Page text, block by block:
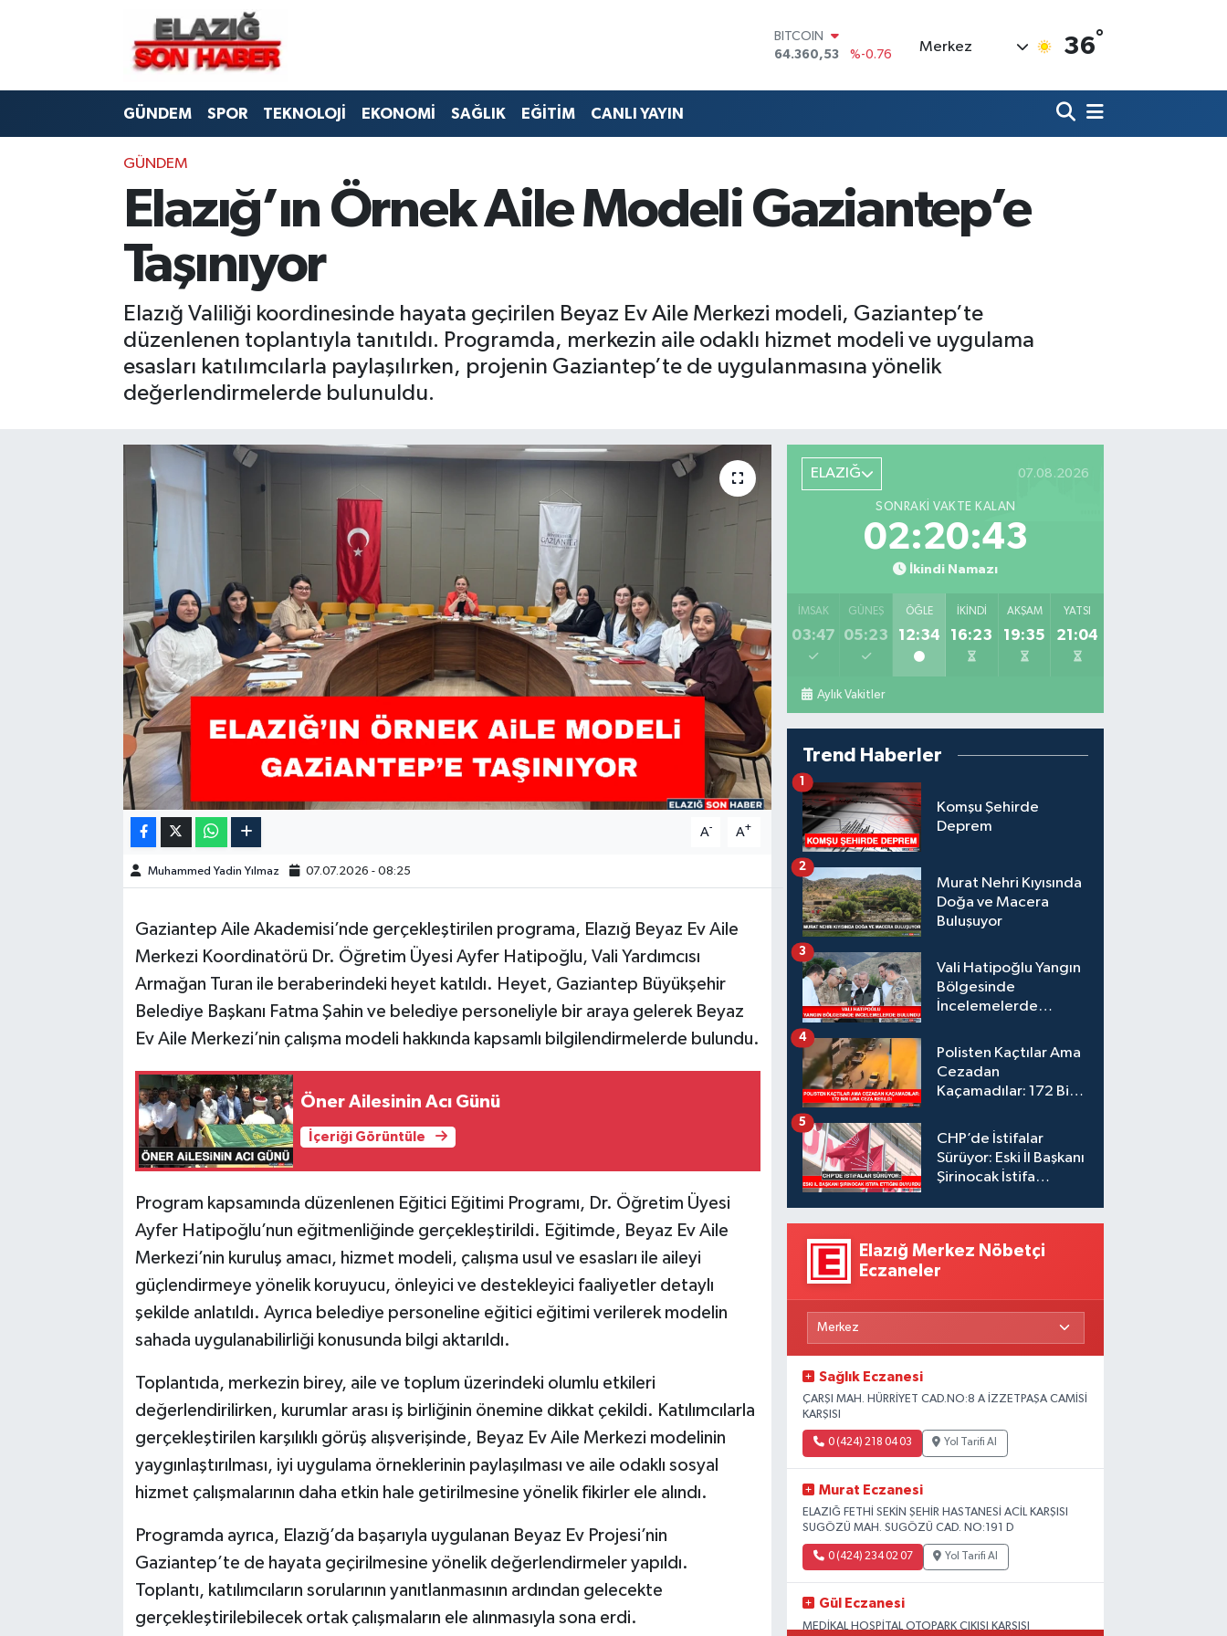
DOLAR
47,7069
%0.17
55,0265
%0.01
13.887
%64
BITCOIN
Merkez 36°
GÜNDEM SPOR TEKNOLOJİ EKONOMİ SAĞLIK EĞİTİM CANLI YAYIN
GÜNDEM
Elazığ’ın Örnek Aile Modeli Gaziantep’e
Taşınıyor
Elazığ Valiliği koordinesinde hayata geçirilen Beyaz Ev Aile Merkezi modeli, Gaziantep’te
düzenlenen toplantıyla tanıtıldı. Programda, merkezin aile odaklı hizmet modeli ve uygulama
esasları katılımcılarla paylaşılırken, projenin Gaziantep’te de uygulanmasına yönelik
değerlendirmelerde bulunuldu.
A- A+
Muhammed Yadin Yılmaz 07.07.2026 - 08:25
Gaziantep Aile Akademisi’nde gerçekleştirilen programa, Elazığ Beyaz Ev Aile
Merkezi Koordinatörü Dr. Öğretim Üyesi Ayfer Hatipoğlu, Vali Yardımcısı
Armağan Turan ile beraberindeki heyet katıldı. Heyet, Gaziantep Büyükşehir
Belediye Başkanı Fatma Şahin ve belediye personeliyle bir araya gelerek Beyaz
Ev Aile Merkezi’nin çalışma modeli hakkında kapsamlı bilgilendirmelerde bulundu.
Öner Ailesinin Acı Günü
İçeriği Görüntüle
Program kapsamında düzenlenen Eğitici Eğitimi Programı, Dr. Öğretim Üyesi
Ayfer Hatipoğlu’nun eğitmenliğinde gerçekleştirildi. Eğitimde, Beyaz Ev Aile
Merkezi’nin kuruluş amacı, hizmet modeli, çalışma usul ve esasları ile aileyi
güçlendirmeye yönelik koruyucu, önleyici ve destekleyici faaliyetler detaylı
şekilde anlatıldı. Ayrıca belediye personeline eğitici eğitimi verilerek modelin
sahada uygulanabilirliği konusunda bilgi aktarıldı.
Toplantıda, merkezin birey, aile ve toplum üzerindeki olumlu etkileri
değerlendirilirken, kurumlar arası iş birliğinin önemine dikkat çekildi. Katılımcılarla
gerçekleştirilen karşılıklı görüş alışverişinde, Beyaz Ev Aile Merkezi modelinin
yaygınlaştırılması, iyi uygulama örneklerinin paylaşılması ve aile odaklı sosyal
hizmet çalışmalarının daha etkin hale getirilmesine yönelik fikirler ele alındı.
Programda ayrıca, Elazığ’da başarıyla uygulanan Beyaz Ev Projesi’nin
Gaziantep’te de hayata geçirilmesine yönelik değerlendirmeler yapıldı.
Toplantı, katılımcıların sorularının yanıtlanmasının ardından gelecekte
gerçekleştirilebilecek ortak çalışmaların ele alınmasıyla sona erdi.
ELAZIĞ 07.08.2026
SONRAKI VAKTE KALAN
02:20:42
İkindi Namazı
İMSAK
03:47
GÜNEŞ
05:23
ÖĞLE
12:34
İKINDI
16:23
AKŞAM
19:35
YATSI
21:04
Aylık Vakitler
Trend Haberler
Komşu Şehirde
Deprem
1
Murat Nehri Kıyısında
Doğa ve Macera
Buluşuyor
2
Vali Hatipoğlu Yangın
Bölgesinde
İncelemelerde
3
Polisten Kaçtılar Ama
Cezadan
Kaçamadılar: 172 Bin
4
CHP’de İstifalar
Sürüyor: Eski İl Başkanı
Şirinocak İstifa
5
Elazığ Merkez Nöbetçi
Eczaneler
Sağlık Eczanesi
ÇARŞI MAH. HÜRRİYET CAD.NO:8 A İZZETPAŞA CAMİSİ
KARŞISI
0 (424) 218 04 03 Yol Tarifi Al
Murat Eczanesi
ELAZIĞ FETHİ SEKİN ŞEHİR HASTANESİ ACİL KARŞISI
SUGÖZÜ MAH. SUGÖZÜ CAD. NO:191 D
0 (424) 234 02 07 Yol Tarifi Al
Gül Eczanesi
MEDİKAL HOSPİTAL OTOPARK ÇIKIŞI KARŞISI
CANLI YAYIN
BİLİM VE TEKNOLOJİ
EKONOMİ
HABERDE İNSAN
KÜLTÜR-SANAT
MAGAZİN
ÖZEL HABER
Merkez Hava Durumu
Merkez Trafik Yoğunluk Haritası
Süper Lig Puan Durumu ve Fikstür
Tüm Manşetler
Son Dakika Haberleri
Haber Arşivi